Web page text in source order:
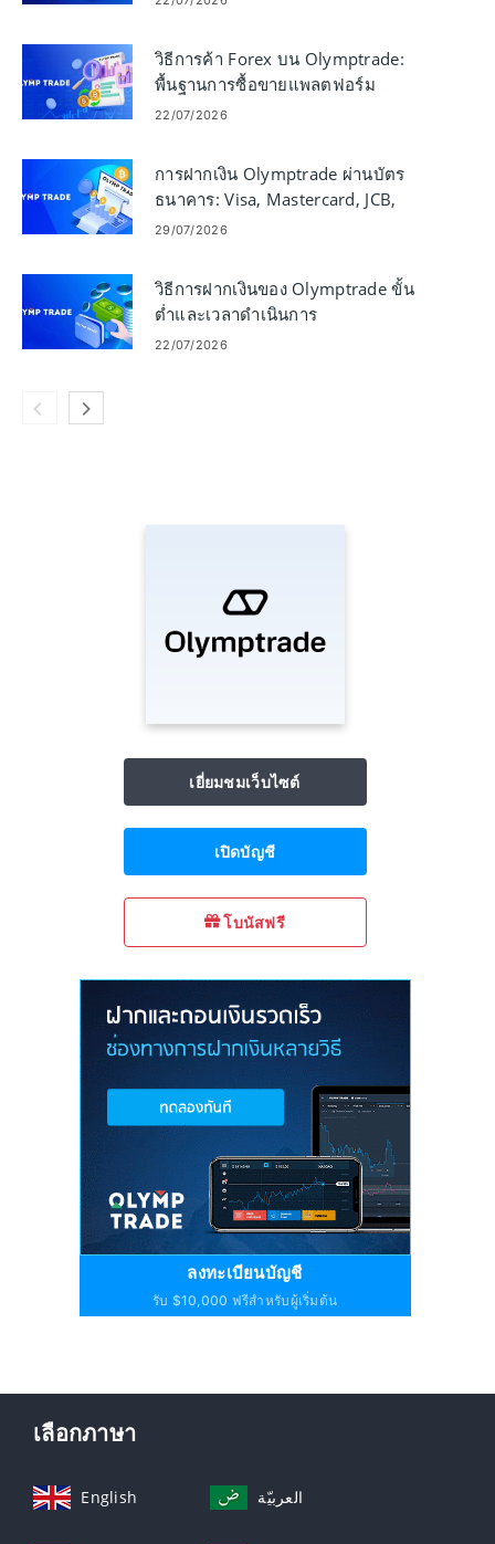
วิธีการค้า Forex บน Olymptrade:
พื้นฐานการซื้อขายแพลตฟอร์ม
22/07/2026
การฝากเงิน Olymptrade ผ่านบัตร
ธนาคาร: Visa, Mastercard, JCB,
Discover
29/07/2026
วิธีการฝากเงินของ Olymptrade ขั้น
ต่ำและเวลาดำเนินการ
22/07/2026
เยี่ยมชมเว็บไซต์
เปิดบัญชี
โบนัสฟรี
ลงทะเบียนบัญชี
รับ $10,000 ฟรีสำหรับผู้เริ่มต้น
เลือกภาษา
English العربيّة